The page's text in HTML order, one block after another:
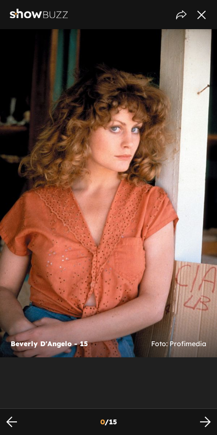
Beverly D'Angelo - 15 Foto: Profimedia
0/15